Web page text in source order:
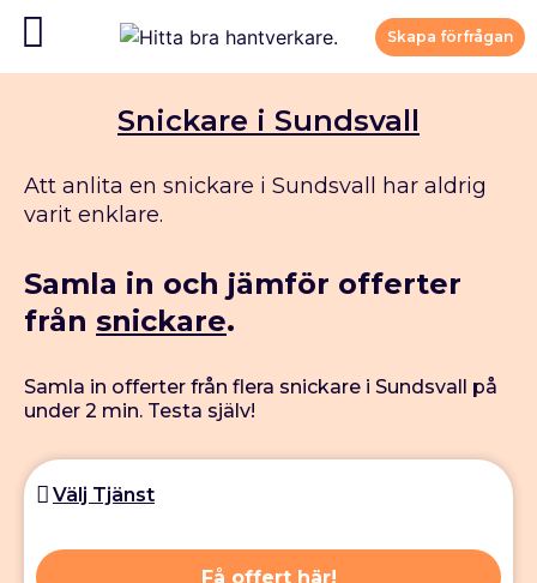
Skapa förfrågan
Snickare i Sundsvall
Att anlita en snickare i Sundsvall har aldrig
varit enklare.
Samla in och jämför offerter
från snickare.
Samla in offerter från flera snickare i Sundsvall på
under 2 min. Testa själv!
Få offert här!